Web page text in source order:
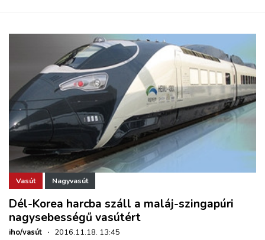
Vasút Nagyvasút
Dél-Korea harcba száll a maláj-szingapúri
nagysebességű vasútért
iho/vasút · 2016.11.18. 13:45